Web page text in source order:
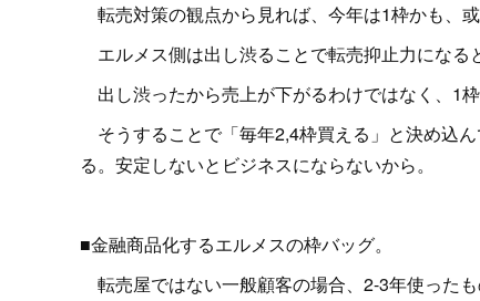
転売対策の観点から見れば、今年は1枠かも、
エルメス側は出し渋ることで転売抑止力になる
出し渋ったから売上が下がるわけではなく、1
そうすることで「毎年2,4枠買える」と決め込
る。安定しないとビジネスにならないから。
■金融商品化するエルメスの枠バッグ。
転売屋ではない一般顧客の場合、2-3年使った